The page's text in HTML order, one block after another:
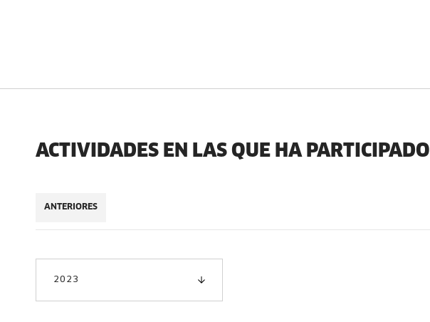
ACTIVIDADES EN LAS QUE HA PARTICIPADO
ANTERIORES
2023